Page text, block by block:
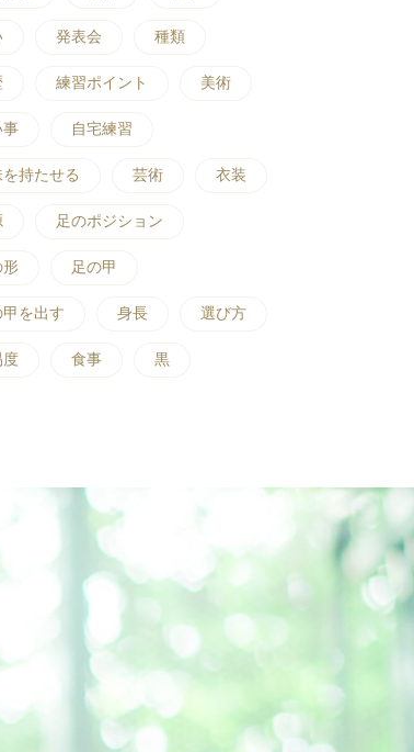
発表会 種類
練習ポイント 美術
事 自宅練習
持たせる 芸術 衣装
足のポジション
形 足の甲
甲を出す 身長 選び方
度 食事 黒